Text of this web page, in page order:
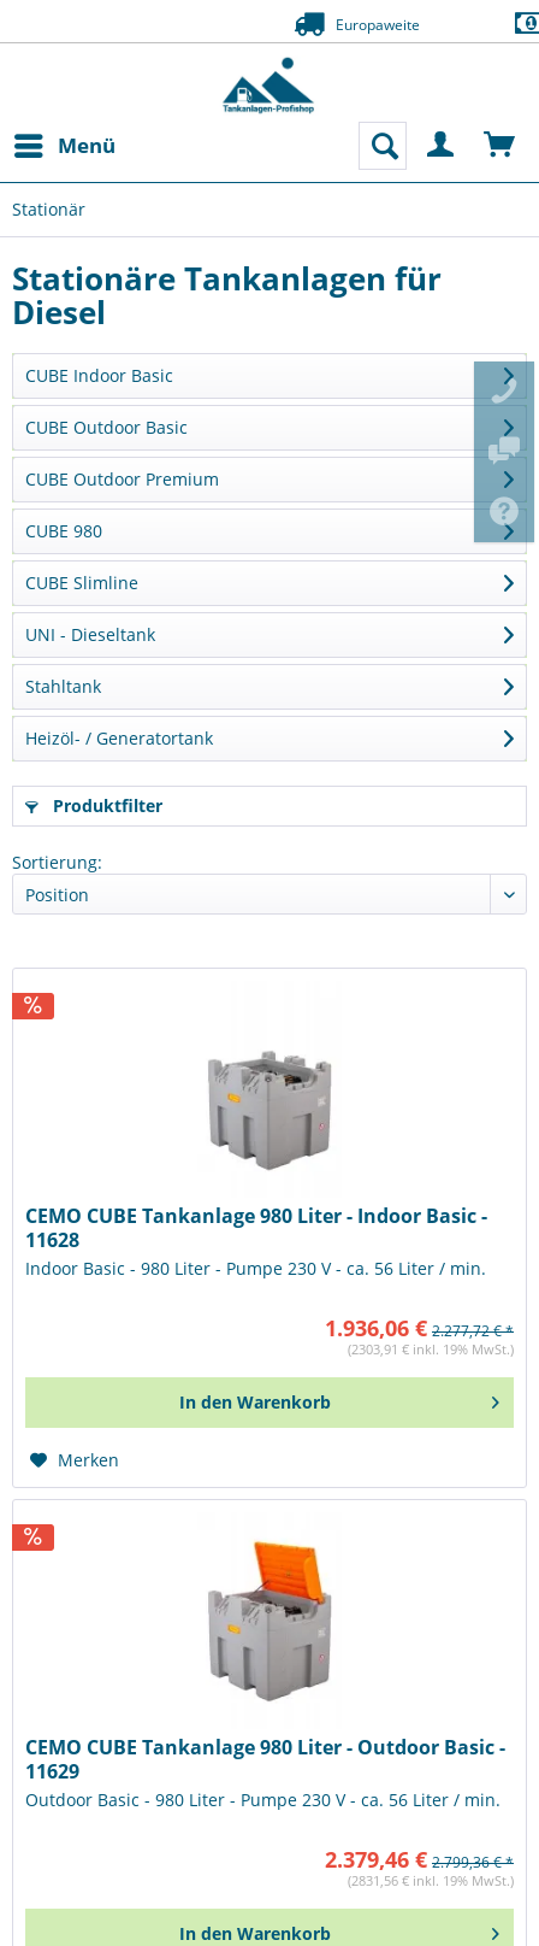
Zahlung auf Rechnung (Bonität
Menü
Stationär
Stationäre Tankanlagen für
Diesel
CUBE Indoor Basic
CUBE Outdoor Basic
CUBE Outdoor Premium
CUBE 980
CUBE Slimline
UNI - Dieseltank
Stahltank
Heizöl- / Generatortank
Produktfilter
Sortierung:
CEMO CUBE Tankanlage 980 Liter - Indoor Basic -
11628
Indoor Basic - 980 Liter - Pumpe 230 V - ca. 56 Liter / min.
1.936,06 € 2.277,72 € *
(2303,91 € inkl. 19% MwSt.)
In den Warenkorb
Merken
CEMO CUBE Tankanlage 980 Liter - Outdoor Basic -
11629
Outdoor Basic - 980 Liter - Pumpe 230 V - ca. 56 Liter / min.
2.379,46 € 2.799,36 € *
(2831,56 € inkl. 19% MwSt.)
In den Warenkorb